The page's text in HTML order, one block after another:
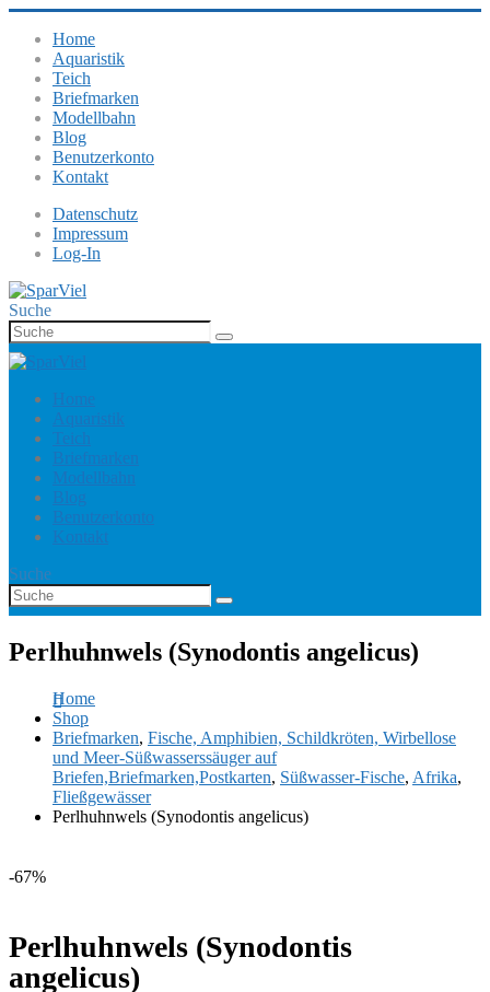
Home
Aquaristik
Teich
Briefmarken
Modellbahn
Blog
Benutzerkonto
Kontakt
Datenschutz
Impressum
Log-In
Suche
Home
Aquaristik
Teich
Briefmarken
Modellbahn
Blog
Benutzerkonto
Kontakt
Suche
Perlhuhnwels (Synodontis angelicus)
Home
Shop
Briefmarken, Fische, Amphibien, Schildkröten, Wirbellose
und Meer-Süßwasserssäuger auf
Briefen,Briefmarken,Postkarten, Süßwasser-Fische, Afrika,
Fließgewässer
Perlhuhnwels (Synodontis angelicus)
-67%
Perlhuhnwels (Synodontis
angelicus)